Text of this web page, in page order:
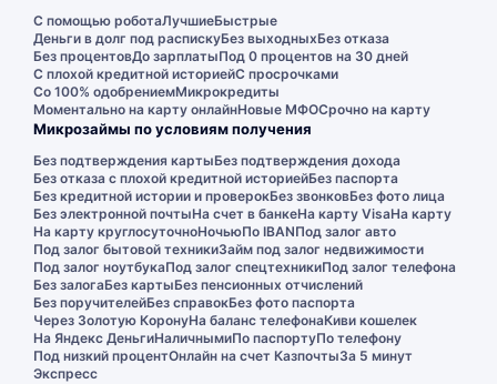
С помощью роботаЛучшиеБыстрые
Деньги в долг под распискуБез выходныхБез отказа
Без процентовДо зарплатыПод 0 процентов на 30 дней
С плохой кредитной историейС просрочками
Со 100% одобрениемМикрокредиты
Моментально на карту онлайнНовые МФОСрочно на карту
Микрозаймы по условиям получения
Без подтверждения картыБез подтверждения дохода
Без отказа с плохой кредитной историейБез паспорта
Без кредитной истории и проверокБез звонковБез фото лица
Без электронной почтыНа счет в банкеНа карту VisaНа карту
На карту круглосуточноНочьюПо IBANПод залог авто
Под залог бытовой техникиЗайм под залог недвижимости
Под залог ноутбукаПод залог спецтехникиПод залог телефона
Без залогаБез картыБез пенсионных отчислений
Без поручителейБез справокБез фото паспорта
Через Золотую КоронуНа баланс телефонаКиви кошелек
На Яндекс ДеньгиНаличнымиПо паспортуПо телефону
Под низкий процентОнлайн на счет КазпочтыЗа 5 минут
Экспресс